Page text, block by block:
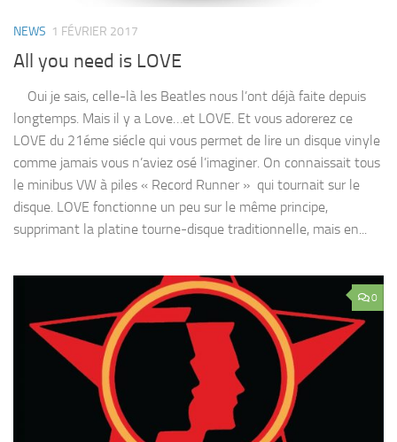
NEWS 1 FÉVRIER 2017
All you need is LOVE
Oui je sais, celle-là les Beatles nous l’ont déjà faite depuis
longtemps. Mais il y a Love…et LOVE. Et vous adorerez ce
LOVE du 21éme siécle qui vous permet de lire un disque vinyle
comme jamais vous n’aviez osé l’imaginer. On connaissait tous
le minibus VW à piles « Record Runner » qui tournait sur le
disque. LOVE fonctionne un peu sur le même principe,
supprimant la platine tourne-disque traditionnelle, mais en...
0